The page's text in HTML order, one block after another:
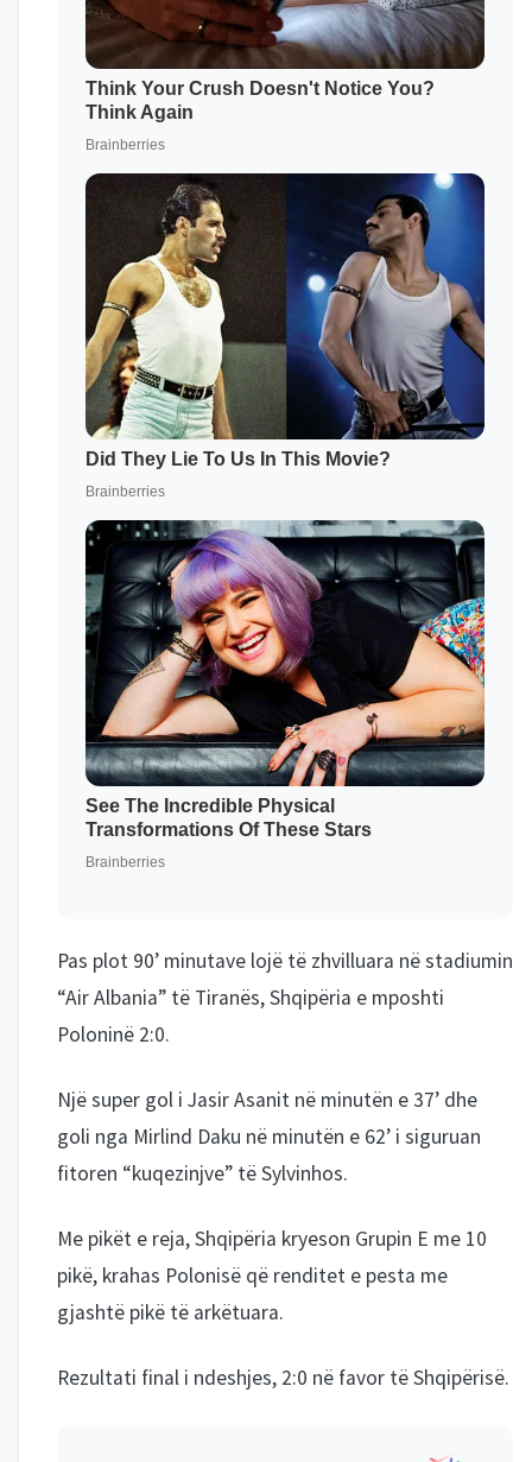
Pas plot 90’ minutave lojë të zhvilluara në stadiumin
“Air Albania” të Tiranës, Shqipëria e mposhti
Poloninë 2:0.
Një super gol i Jasir Asanit në minutën e 37’ dhe
goli nga Mirlind Daku në minutën e 62’ i siguruan
fitoren “kuqezinjve” të Sylvinhos.
Me pikët e reja, Shqipëria kryeson Grupin E me 10
pikë, krahas Polonisë që renditet e pesta me
gjashtë pikë të arkëtuara.
Rezultati final i ndeshjes, 2:0 në favor të Shqipërisë.